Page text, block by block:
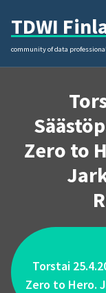
content
TDWI
community of data
Zero to
Torstai
Zero to Hero.